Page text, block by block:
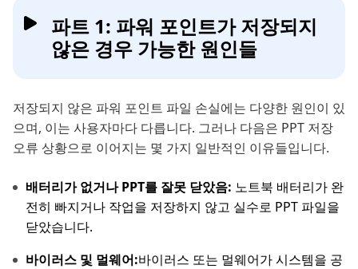
파트 1: 파워 포인트가 저장되지
않은 경우 가능한 원인들
저장되지 않은 파워 포인트 파일 손실에는 다양한 원인이 있
으며, 이는 사용자마다 다릅니다. 그러나 다음은 PPT 저장
오류 상황으로 이어지는 몇 가지 일반적인 이유들입니다.
배터리가 없거나 PPT를 잘못 닫았음: 노트북 배터리가 완
전히 빠지거나 작업을 저장하지 않고 실수로 PPT 파일을
닫았습니다.
바이러스 및 멀웨어:바이러스 또는 멀웨어가 시스템을 공